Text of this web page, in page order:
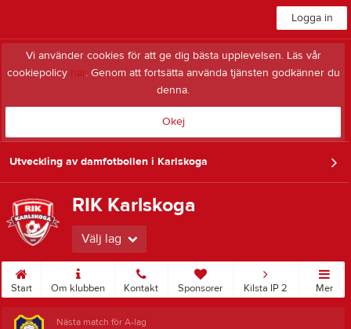
Logga in
Vi använder cookies för att ge dig bästa upplevelsen. Läs vår
cookiepolicy här. Genom att fortsätta använda tjänsten godkänner du
denna.
Okej
Utveckling av damfotbollen i Karlskoga
RIK Karlskoga
Välj lag
Start Om klubben Kontakt Sponsorer Kilsta IP 2 Mer
Nästa match för A-lag